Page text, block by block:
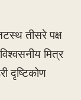
तीसरे पक्ष
मित्र
दृष्टिकोण